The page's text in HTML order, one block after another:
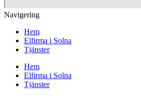
Navigering
Hem
Elfirma i Solna
Tjänster
Hem
Elfirma i Solna
Tjänster